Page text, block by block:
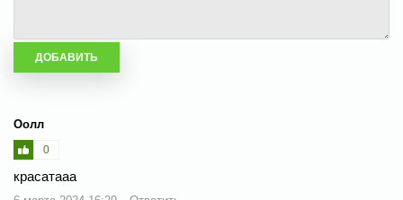
Оолл
0
красатааа